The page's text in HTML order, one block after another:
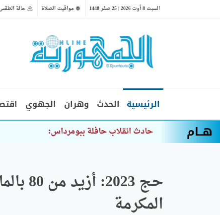
السبت 8 أوت 2026 | 25 صفر 1448 مواقيت الصلاة حالة
الرئيسية الحدث وهران الجهوي
هــام حادث انقلاب حافلة ببومرداس: إيداع
حج
المكرمة